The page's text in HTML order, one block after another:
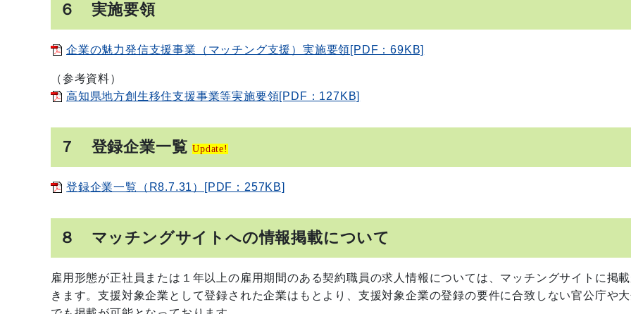
６ 実施要領
企業の魅力発信支援事業（マッチング支援）実施要領[PDF：69KB]
（参考資料）
高知県地方創生移住支援事業等実施要領[PDF：127KB]
７ 登録企業一覧 Update!
登録企業一覧（R8.7.31）[PDF：257KB]
８ マッチングサイトへの情報掲載について
雇用形態が正社員または１年以上の雇用期間のある契約職員の求人情報については、マッチングサイトに掲
きます。支援対象企業として登録された企業はもとより、支援対象企業の登録の要件に合致しない官公庁や